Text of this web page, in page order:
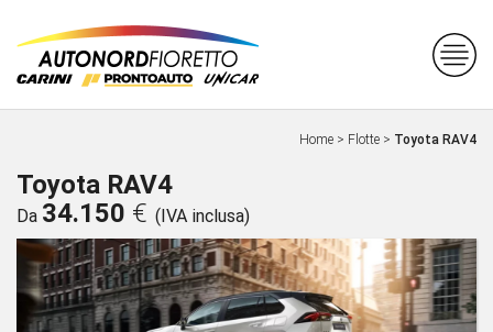
Home > Flotte > Toyota RAV4
Toyota RAV4
Da 34.150 € (IVA inclusa)